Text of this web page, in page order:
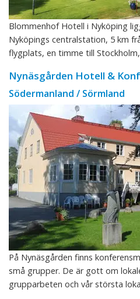
Blommenhof Hotell i Nyköping
Nyköpings centralstation, 5 km
flygplats, en timme till Stockholm,
Nynäsgården Hotell &
Södermanland / Sörmland
På Nynäsgården finns
små grupper. De är gott om
grupparbeten och vår största